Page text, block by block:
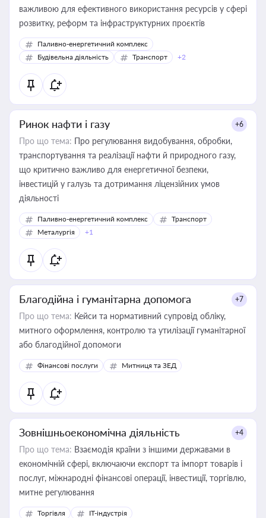
важливою для ефективного використання ресурсів у сфері
розвитку, реформ та інфраструктурних проєктів
Паливно-енергетичний комплекс
Будівельна діяльність
Транспорт +2
Ринок нафти і газу +6
Про що тема: Про регулювання видобування, обробки,
транспортування та реалізації нафти й природного газу,
що критично важливо для енергетичної безпеки,
інвестицій у галузь та дотримання ліцензійних умов
діяльності
Паливно-енергетичний комплекс
Транспорт
Металургія
+1
Благодійна і гуманітарна допомога +7
Про що тема: Кейси та нормативний супровід обліку,
митного оформлення, контролю та утилізації гуманітарної
або благодійної допомоги
Фінансові послуги Митниця та ЗЕД
Зовнішньоекономічна діяльність +4
Про що тема: Взаємодія країни з іншими державами в
економічній сфері, включаючи експорт та імпорт товарів і
послуг, міжнародні фінансові операції, інвестиції, торгівлю,
митне регулювання
Торгівля
IT-індустрія